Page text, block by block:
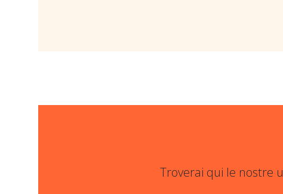
Troverai qui le nostre